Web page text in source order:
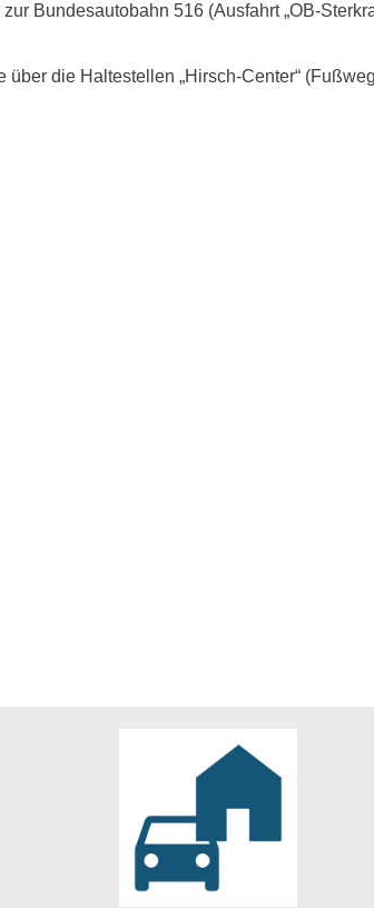
Bundesautobahn 516 (Ausfahrt „OB-
die Haltestellen „Hirsch-Center“